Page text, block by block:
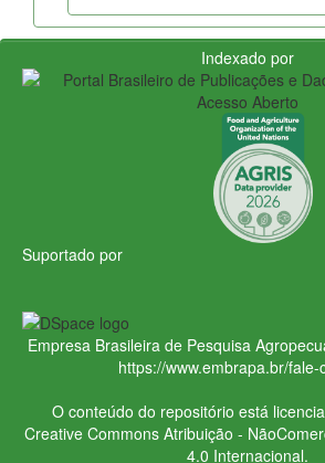
Indexado por
Suportado por
Empresa Brasileira de Pesquisa
https://www.embrapa.br/fale-
O conteúdo do repositório está
Creative CommonsAtribuição -
4.0 Internacional.